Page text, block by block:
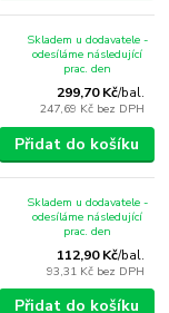
299,70 Kč/bal.
247,69 Kč bez DPH
Skladem u dodavatele -
odesíláme následující
prac. den
Přidat do košíku
112,90 Kč/bal.
93,31 Kč bez DPH
Skladem u dodavatele -
odesíláme následující
prac. den
Přidat do košíku